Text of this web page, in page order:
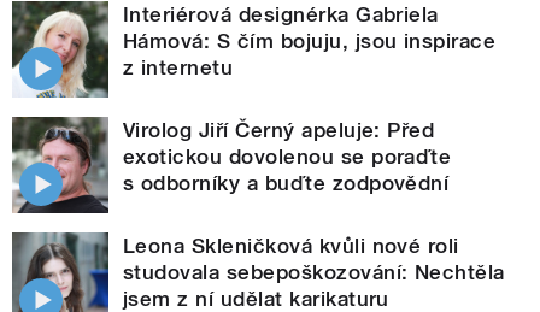
Interiérová designérka Gabriela
Hámová: S čím bojuju, jsou inspirace
z internetu
Virolog Jiří Černý apeluje: Před
exotickou dovolenou se poraďte
s odborníky a buďte zodpovědní
Leona Skleničková kvůli nové roli
studovala sebepoškozování: Nechtěla
jsem z ní udělat karikaturu